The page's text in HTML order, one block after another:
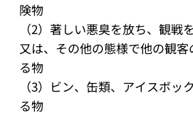
険物
（2）著しい悪臭を放ち、観戦
又は、その他の態様で他の観
る物
（3）ビン、缶類、アイスボッ
る物